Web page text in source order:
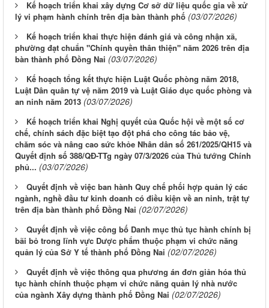
Kế hoạch triển khai xây dựng Cơ sở dữ liệu quốc gia về xử
lý vi phạm hành chính trên địa bàn thành phố (03/07/2026)
Kế hoạch triển khai thực hiện đánh giá và công nhận xã,
phường đạt chuẩn "Chính quyền thân thiện" năm 2026 trên địa
bàn thành phố Đồng Nai (03/07/2026)
Kế hoạch tổng kết thực hiện Luật Quốc phòng năm 2018,
Luật Dân quân tự vệ năm 2019 và Luật Giáo dục quốc phòng và
an ninh năm 2013 (03/07/2026)
Kế hoạch triển khai Nghị quyết của Quốc hội về một số cơ
chế, chính sách đặc biệt tạo đột phá cho công tác bảo vệ,
chăm sóc và nâng cao sức khỏe Nhân dân số 261/2025/QH15 và
Quyết định số 388/QĐ-TTg ngày 07/3/2026 của Thủ tướng Chính
phủ... (03/07/2026)
Quyết định về việc ban hành Quy chế phối hợp quản lý các
ngành, nghề đầu tư kinh doanh có điều kiện về an ninh, trật tự
trên địa bàn thành phố Đồng Nai (02/07/2026)
Quyết định về việc công bố Danh mục thủ tục hành chính bị
bãi bỏ trong lĩnh vực Dược phẩm thuộc phạm vi chức năng
quản lý của Sở Y tế thành phố Đồng Nai (02/07/2026)
Quyết định về việc thông qua phương án đơn giản hóa thủ
tục hành chính thuộc phạm vi chức năng quản lý nhà nước
của ngành Xây dựng thành phố Đồng Nai (02/07/2026)